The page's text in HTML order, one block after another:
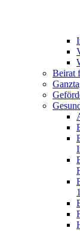
Beirat